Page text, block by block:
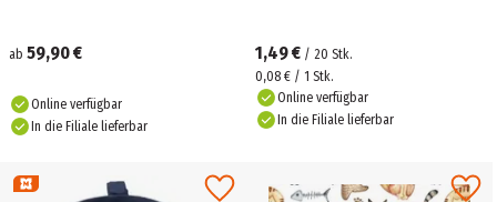
ab 59,90 €
Online verfügbar
In die Filiale lieferbar
1,49 € / 20 Stk.
0,08 € / 1 Stk.
Online verfügbar
In die Filiale lieferbar